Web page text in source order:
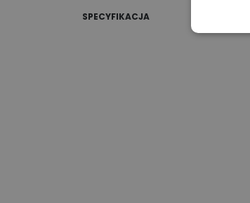
SPECYFIKACJA